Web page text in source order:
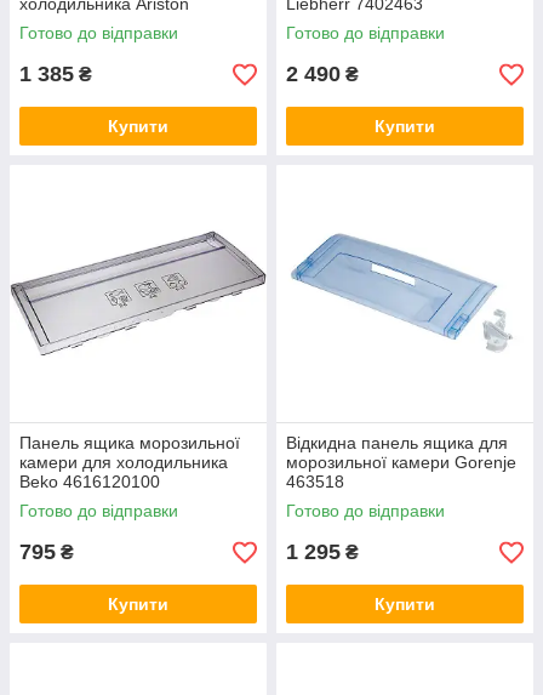
C00272538
Готово до відправки
1 385 ₴
Купити
Готово до відправки
2 490 ₴
Купити
Панель ящика морозильної
камери для холодильника
Beko 4616120100
Готово до відправки
795 ₴
Купити
Відкидна панель ящика для
морозильної камери Gorenje
463518
Готово до відправки
1 295 ₴
Купити